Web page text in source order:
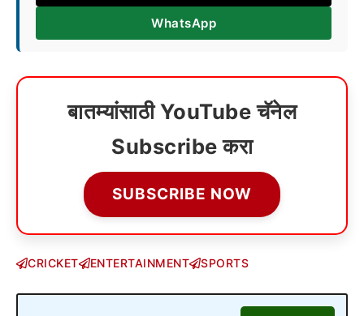
WhatsApp
बातम्यांसाठी YouTube चॅनेल
Subscribe करा
SUBSCRIBE NOW
CRICKET ENTERTAINMENT SPORTS